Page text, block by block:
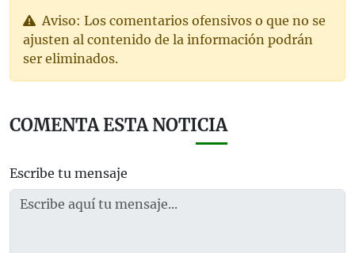
Aviso: Los comentarios ofensivos o que no se
ajusten al contenido de la información podrán
ser eliminados.
COMENTA ESTA NOTICIA
Escribe tu mensaje